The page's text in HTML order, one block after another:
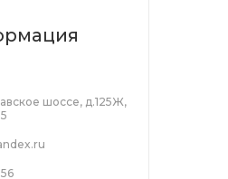
шоссе, д.125Ж,